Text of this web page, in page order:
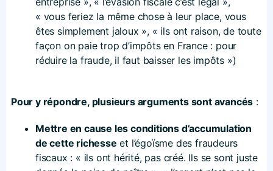
« vous feriez la même chose à leur place, vous
êtes simplement jaloux », « ils ont raison, de toute
façon on paie trop d’impôts en France : pour
réduire la fraude, il faut baisser les impôts »)
Pour y répondre, plusieurs arguments sont avancés :
Mettre en cause les conditions d’accumulation
de cette richesse et l’égoïsme des fraudeurs
fiscaux : « ils ont hérité, pas créé. Ils se sont juste